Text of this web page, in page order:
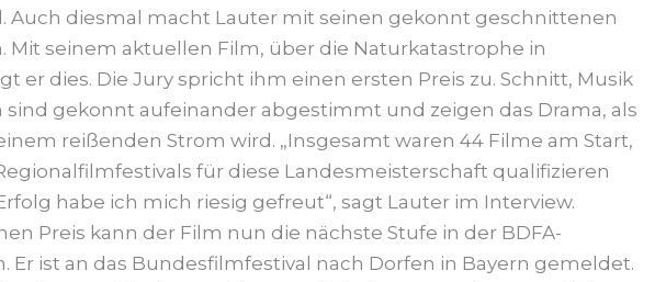
Auch diesmal macht Lauter mit seinen gekonnt geschnittenen
Mit seinem aktuellen Film, über die Naturkatastrophe in
er dies. Die Jury spricht ihm einen ersten Preis zu. Schnitt, Musik
gekonnt aufeinander abgestimmt und zeigen das Drama, als
reißenden Strom wird. „Insgesamt waren 44 Filme am Start,
für diese Landesmeisterschaft qualifizieren
habe ich mich riesig gefreut“, sagt Lauter im Interview.
Preis kann der Film nun die nächste Stufe in der BDFA-
Er ist an das Bundesfilmfestival nach Dorfen in Bayern gemeldet.